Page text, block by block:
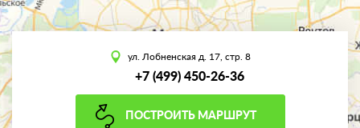
ул. Лобненская д. 17, стр. 8
+7 (499) 450-26-36
ПОСТРОИТЬ МАРШРУТ